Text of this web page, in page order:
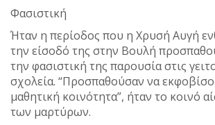
Φασιστική
Ήταν η περίοδος που η Χρυσή Αυγή
την είσοδό της στην Βουλή
την φασιστική της παρουσία στις
σχολεία. “Προσπαθούσαν να
μαθητική κοινότητα”, ήταν το κοινό
των μαρτύρων.